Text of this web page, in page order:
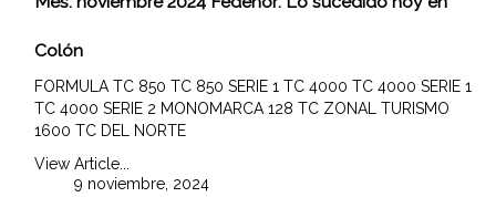
Colón
FORMULA TC 850 TC 850 SERIE 1 TC 4000 TC 4000 SERIE 1
TC 4000 SERIE 2 MONOMARCA 128 TC ZONAL TURISMO
1600 TC DEL NORTE
View Article...
9 noviembre, 2024